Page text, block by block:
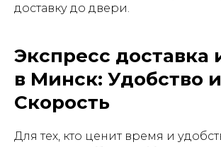
доставку до двери.
Экспресс доставка
в Минск: Удобство и
Скорость
Для тех, кто ценит время и